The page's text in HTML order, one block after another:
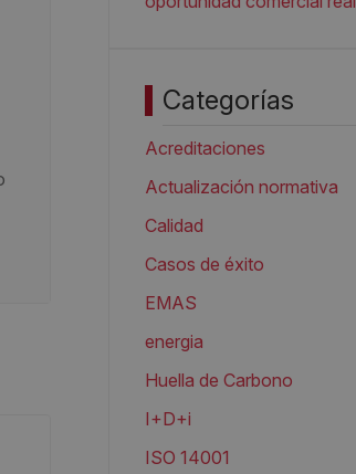
Categorías
Acreditaciones
Actualización normativa
Calidad
Casos de éxito
EMAS
energia
Huella de Carbono
I+D+i
ISO 14001